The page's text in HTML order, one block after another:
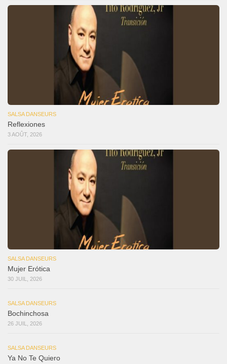
SALSA DANSEURS
Reflexiones
3 AOÛT, 2026
SALSA DANSEURS
Mujer Erótica
30 JUIL, 2026
SALSA DANSEURS
Bochinchosa
26 JUIL, 2026
SALSA DANSEURS
Ya No Te Quiero